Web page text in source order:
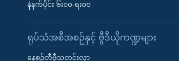
နံနက်ပိုင်း ၆း၀၀-ရး၀၀
ရုပ်သံအစီအစဉ်နှင့် ဗွီဒီယိုကဏ္ဍများ
နေ့စဉ်တီဗွီသတင်းလွှာ